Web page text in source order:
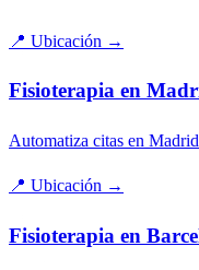
📍 Ubicación →
Fisioterapia en
Automatiza citas en
📍 Ubicación →
Fisioterapia en